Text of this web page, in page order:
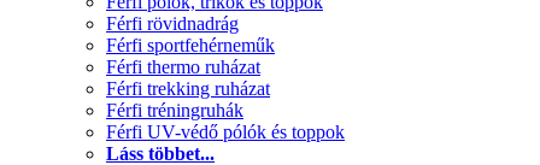
Férfi rövidnadrág
Férfi sportfehérneműk
Férfi thermo ruházat
Férfi trekking ruházat
Férfi tréningruhák
Férfi UV-védő pólók és toppok
Láss többet...